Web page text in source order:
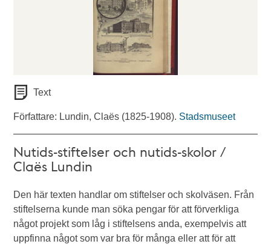
Text
Författare: Lundin, Claës (1825-1908). Stadsmuseet
Nutids-stiftelser och nutids-skolor /
Claës Lundin
Den här texten handlar om stiftelser och skolväsen. Från
stiftelserna kunde man söka pengar för att förverkliga
något projekt som låg i stiftelsens anda, exempelvis att
uppfinna något som var bra för många eller att för att